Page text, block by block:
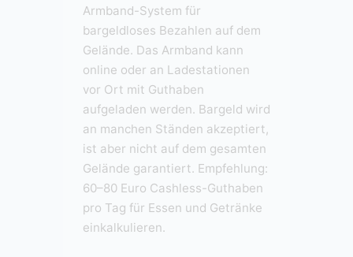
Armband-System für
bargeldloses Bezahlen auf dem
Gelände. Das Armband kann
online oder an Ladestationen
vor Ort mit Guthaben
aufgeladen werden. Bargeld wird
an manchen Ständen akzeptiert,
ist aber nicht auf dem gesamten
Gelände garantiert. Empfehlung:
60–80 Euro Cashless-Guthaben
pro Tag für Essen und Getränke
einkalkulieren.